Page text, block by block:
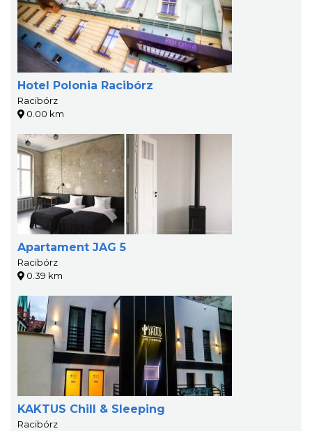
Hotel Polonia Racibórz
Racibórz
0.00 km
Apartament JAG 5
Racibórz
0.39 km
KAKTUS Chill & Sleeping
Racibórz